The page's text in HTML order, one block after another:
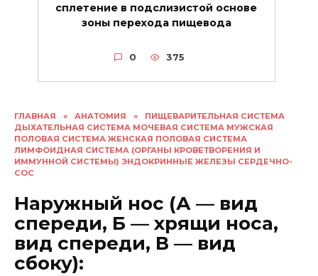
ГЛАВНАЯ » АНАТОМИЯ »
ПИЩЕВАРИТЕЛЬНАЯ СИСТЕМА
ДЫХАТЕЛЬНАЯ СИСТЕМА МОЧЕВАЯ СИСТЕМА МУЖСКАЯ
ПОЛОВАЯ СИСТЕМА ЖЕНСКАЯ ПОЛОВАЯ СИСТЕМА
ЛИМФОИДНАЯ СИСТЕМА (ОРГАНЫ КРОВЕТВОРЕНИЯ И
ИММУННОЙ СИСТЕМЫ) ЭНДОКРИННЫЕ ЖЕЛЕЗЫ СЕРДЕЧНО-
СОС
Наружный нос (А — вид
спереди, Б — хрящи носа,
вид спереди, В — вид
сбоку):
сплетение в подслизистой основе
зоны перехода пищевода
0 375